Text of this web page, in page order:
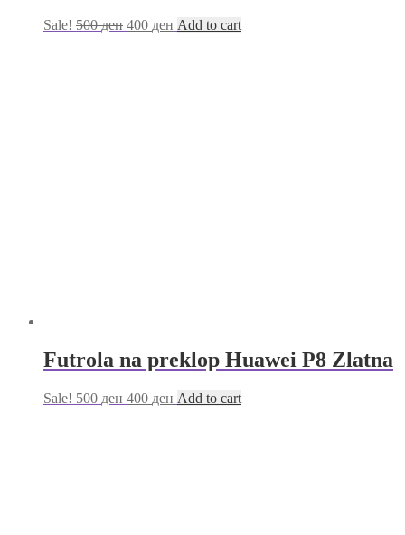
Sale! 500ден 400 ден Add to cart
Futrola na preklop Huawei P8 Zlatna
Sale! 500ден 400 ден Add to cart